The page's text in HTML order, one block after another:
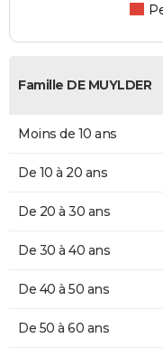
Famille DE MUYLDER
Moins de 10 ans
De 10 à 20 ans
De 20 à 30 ans
De 30 à 40 ans
De 40 à 50 ans
De 50 à 60 ans